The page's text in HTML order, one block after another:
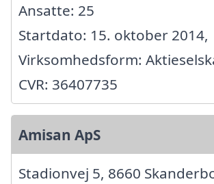
Ansatte: 25
Startdato: 15. oktober 2014,
Virksomhedsform:
CVR: 36407735
Amisan ApS
Stadionvej 5, 8660